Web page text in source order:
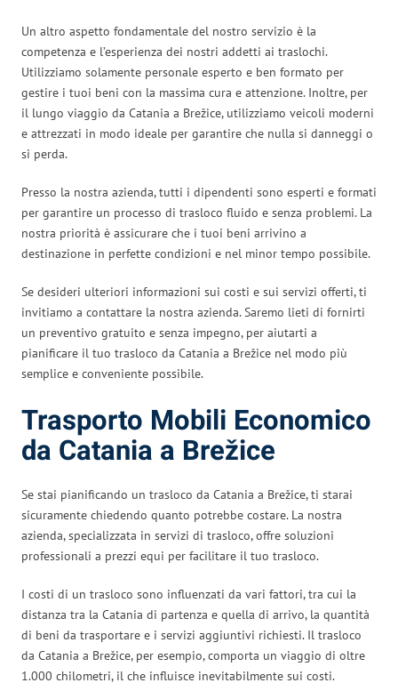
Un altro aspetto fondamentale del nostro servizio è la
competenza e l’esperienza dei nostri addetti ai traslochi.
Utilizziamo solamente personale esperto e ben formato per
gestire i tuoi beni con la massima cura e attenzione. Inoltre, per
il lungo viaggio da Catania a Brežice, utilizziamo veicoli moderni
e attrezzati in modo ideale per garantire che nulla si danneggi o
si perda.
Presso la nostra azienda, tutti i dipendenti sono esperti e formati
per garantire un processo di trasloco fluido e senza problemi. La
nostra priorità è assicurare che i tuoi beni arrivino a
destinazione in perfette condizioni e nel minor tempo possibile.
Se desideri ulteriori informazioni sui costi e sui servizi offerti, ti
invitiamo a contattare la nostra azienda. Saremo lieti di fornirti
un preventivo gratuito e senza impegno, per aiutarti a
pianificare il tuo trasloco da Catania a Brežice nel modo più
semplice e conveniente possibile.
Trasporto Mobili Economico
da Catania a Brežice
Se stai pianificando un trasloco da Catania a Brežice, ti starai
sicuramente chiedendo quanto potrebbe costare. La nostra
azienda, specializzata in servizi di trasloco, offre soluzioni
professionali a prezzi equi per facilitare il tuo trasloco.
I costi di un trasloco sono influenzati da vari fattori, tra cui la
distanza tra la Catania di partenza e quella di arrivo, la quantità
di beni da trasportare e i servizi aggiuntivi richiesti. Il trasloco
da Catania a Brežice, per esempio, comporta un viaggio di oltre
1.000 chilometri, il che influisce inevitabilmente sui costi.